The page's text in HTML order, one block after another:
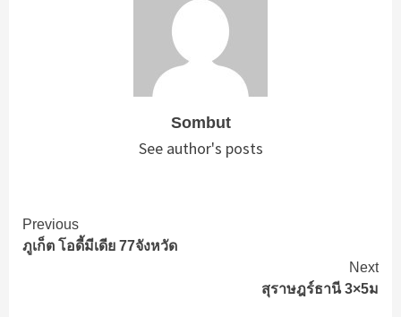
Sombut
See author's posts
Continue
Reading
Previous
ภูเก็ต โอดี้มีเดีย 77จังหวัด
Next
สุราษฎร์ธานี 3×5ม